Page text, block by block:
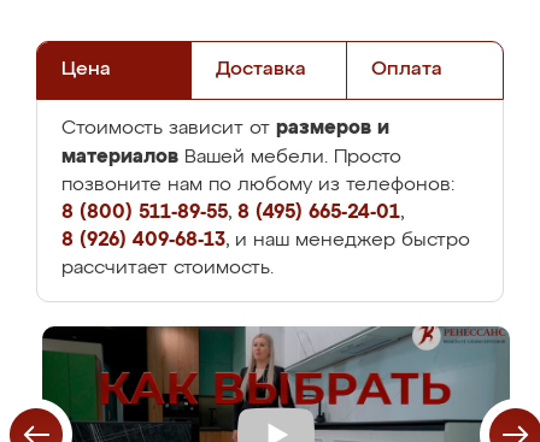
Цена Доставка Оплата
Стоимость зависит от размеров и
материалов Вашей мебели. Просто
позвоните нам по любому из телефонов:
8 (800) 511-89-55, 8 (495) 665-24-01,
8 (926) 409-68-13, и наш менеджер быстро
рассчитает стоимость.